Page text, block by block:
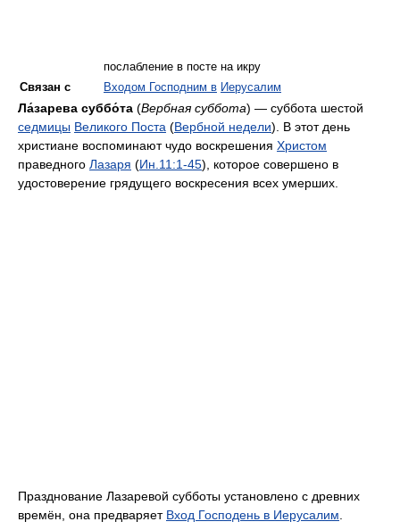
послабление в посте на икру
Связан с
Входом Господним в Иерусалим
Ла́зарева суббо́та (Вербная суббота) — суббота шестой
седмицы Великого Поста (Вербной недели). В этот день
христиане воспоминают чудо воскрешения Христом
праведного Лазаря (Ин. 11:1-45), которое совершено в
удостоверение грядущего воскресения всех умерших.
Празднование Лазаревой субботы установлено с древних
времён, она предваряет Вход Господень в Иерусалим